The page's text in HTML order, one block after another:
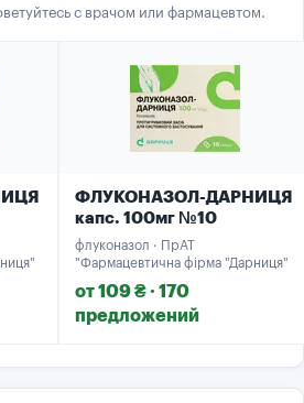
с врачом или фармацевтом.
ФЛУКОНАЗОЛ-ДАРНИЦЯ
капс. 100мг №10
флуконазол · ПрАТ
"Фармацевтична фірма "Дарниця"
от 109 ₴ · 170
предложений